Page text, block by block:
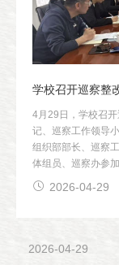
学校召开巡察整
4月29日，学校召
记、巡察工作领导
组织部部长、巡察
体组员、巡察办参
员蔡磊主持会议。
2026-04-29
2026-04-29